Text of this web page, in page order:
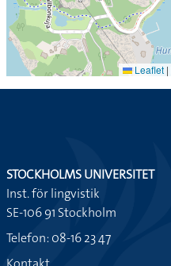
Leaflet |
STOCKHOLMS UNIVERSITET
Inst. för lingvistik
SE-106 91 Stockholm
Telefon: 08-16 23 47